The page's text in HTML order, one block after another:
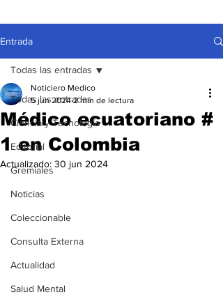
Entrada
Todas las entradas
Ciencia y Tecnología
Editorial
Gremiales
Noticias
Coleccionable
Consulta Externa
Actualidad
Salud Mental
Todas las entradas
Médico ecuatoriano #
1 en Colombia
Noticiero Medico
5 jun 2024 2 min de lectura
Actualizado: 30 jun 2024